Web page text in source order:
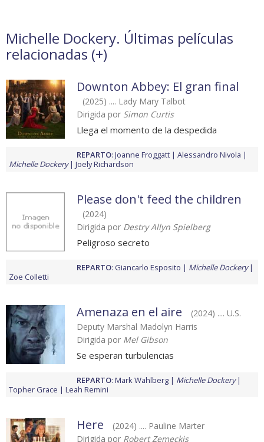
Michelle Dockery. Últimas películas
relacionadas (+)
Downton Abbey: El gran final
(2025) .... Lady Mary Talbot
Dirigida por Simon Curtis
Llega el momento de la despedida
REPARTO: Joanne Froggatt
Alessandro Nivola
Michelle Dockery
Joely Richardson
Please don't feed the children
(2024)
Dirigida por Destry Allyn Spielberg
Peligroso secreto
REPARTO: Giancarlo Esposito
Michelle Dockery
Zoe Colletti
Amenaza en el aire
(2024) .... U.S.
Deputy Marshal Madolyn Harris
Dirigida por Mel Gibson
Se esperan turbulencias
REPARTO: Mark Wahlberg
Michelle Dockery
Topher Grace
Leah Remini
Here
(2024) .... Pauline Marter
Dirigida por Robert Zemeckis